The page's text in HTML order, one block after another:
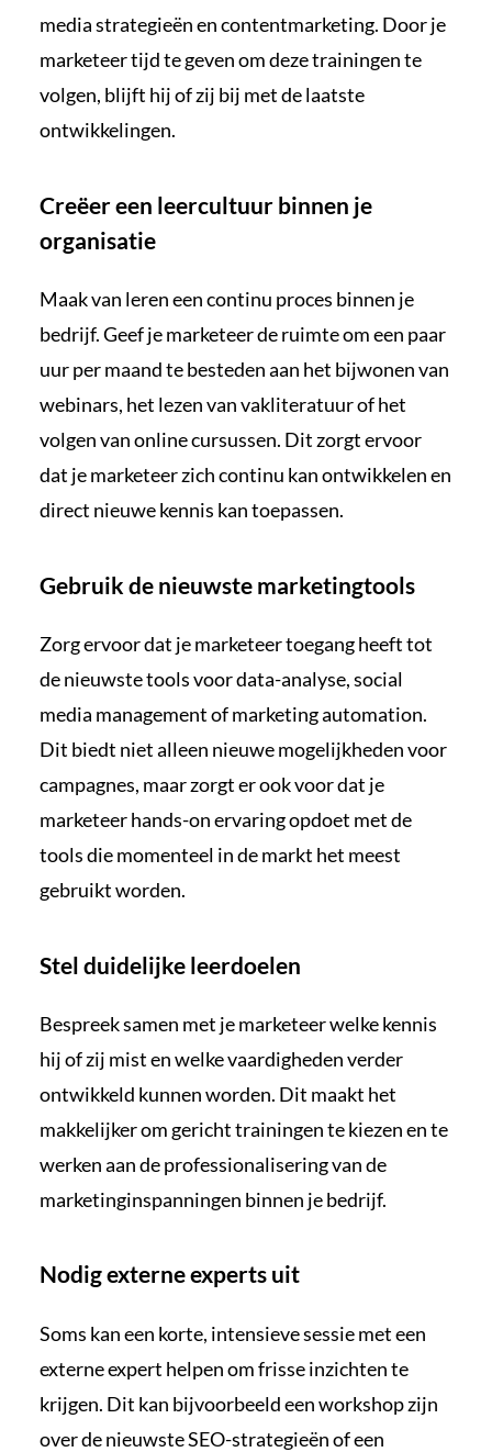
media strategieën en contentmarketing. Door je
marketeer tijd te geven om deze trainingen te
volgen, blijft hij of zij bij met de laatste
ontwikkelingen.
Creëer een leercultuur binnen je
organisatie
Maak van leren een continu proces binnen je
bedrijf. Geef je marketeer de ruimte om een paar
uur per maand te besteden aan het bijwonen van
webinars, het lezen van vakliteratuur of het
volgen van online cursussen. Dit zorgt ervoor
dat je marketeer zich continu kan ontwikkelen en
direct nieuwe kennis kan toepassen.
Gebruik de nieuwste marketingtools
Zorg ervoor dat je marketeer toegang heeft tot
de nieuwste tools voor data-analyse, social
media management of marketing automation.
Dit biedt niet alleen nieuwe mogelijkheden voor
campagnes, maar zorgt er ook voor dat je
marketeer hands-on ervaring opdoet met de
tools die momenteel in de markt het meest
gebruikt worden.
Stel duidelijke leerdoelen
Bespreek samen met je marketeer welke kennis
hij of zij mist en welke vaardigheden verder
ontwikkeld kunnen worden. Dit maakt het
makkelijker om gericht trainingen te kiezen en te
werken aan de professionalisering van de
marketinginspanningen binnen je bedrijf.
Nodig externe experts uit
Soms kan een korte, intensieve sessie met een
externe expert helpen om frisse inzichten te
krijgen. Dit kan bijvoorbeeld een workshop zijn
over de nieuwste SEO-strategieën of een